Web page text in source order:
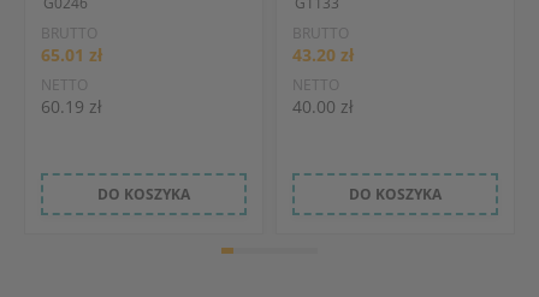
BRUTTO
65.01 zł
NETTO
60.19 zł
DO KOSZYKA
BRUTTO
43.20 zł
NETTO
40.00 zł
DO KOSZYKA